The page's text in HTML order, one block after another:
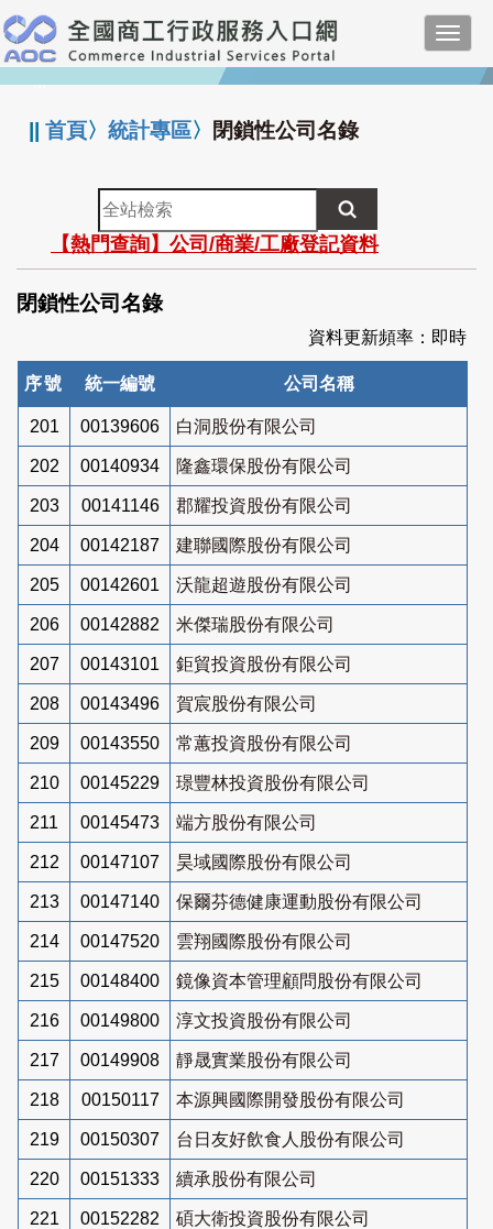
跳
到
主
要
:::
||首頁〉統計專區〉 閉鎖性公司名錄
全
站
檢
索
【熱門查詢】公司/商業/工廠登記資料
閉鎖性公司名錄
資料更新頻率：即時
序號 統一編號 公司名稱
201 00139606 白洞股份有限公司
202 00140934 隆鑫環保股份有限公司
203 00141146 郡耀投資股份有限公司
204 00142187 建聯國際股份有限公司
205 00142601 沃龍超遊股份有限公司
206 00142882 米傑瑞股份有限公司
207 00143101 鉅貿投資股份有限公司
208 00143496 賀宸股份有限公司
209 00143550 常蕙投資股份有限公司
210 00145229 璟豐林投資股份有限公司
211 00145473 端方股份有限公司
212 00147107 昊域國際股份有限公司
213 00147140 保爾芬德健康運動股份有限公司
214 00147520 雲翔國際股份有限公司
215 00148400 鏡像資本管理顧問股份有限公司
216 00149800 淳文投資股份有限公司
217 00149908 靜晟實業股份有限公司
218 00150117 本源興國際開發股份有限公司
219 00150307 台日友好飲食人股份有限公司
220 00151333 續承股份有限公司
221 00152282 碩大衛投資股份有限公司